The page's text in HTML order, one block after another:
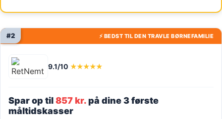
⚡ BEDST TIL DEN TRAVLE BØRNEFAMILIE
#2
9.1/10 ★★★★★
Spar op til857 kr.på dine 3 første
måltidskasser